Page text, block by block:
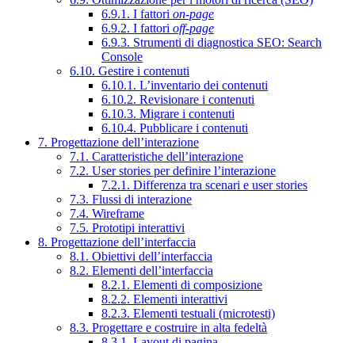
6.9.1. I fattori on-page
6.9.2. I fattori off-page
6.9.3. Strumenti di diagnostica SEO: Search
Console
6.10. Gestire i contenuti
6.10.1. L’inventario dei contenuti
6.10.2. Revisionare i contenuti
6.10.3. Migrare i contenuti
6.10.4. Pubblicare i contenuti
7. Progettazione dell’interazione
7.1. Caratteristiche dell’interazione
7.2. User stories per definire l’interazione
7.2.1. Differenza tra scenari e user stories
7.3. Flussi di interazione
7.4. Wireframe
7.5. Prototipi interattivi
8. Progettazione dell’interfaccia
8.1. Obiettivi dell’interfaccia
8.2. Elementi dell’interfaccia
8.2.1. Elementi di composizione
8.2.2. Elementi interattivi
8.2.3. Elementi testuali (microtesti)
8.3. Progettare e costruire in alta fedeltà